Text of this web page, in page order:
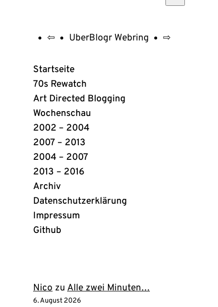
UberBlogr
Webring
Links
⇦ UberBlogr Webring ⇨
Startseite
70s Rewatch
Art Directed Blogging
Wochenschau
2002 – 2004
2007 – 2013
2004 – 2007
2013 – 2016
Archiv
Datenschutzerklärung
Impressum
Github
Nico zu Alle zwei Minuten…
6. August 2026